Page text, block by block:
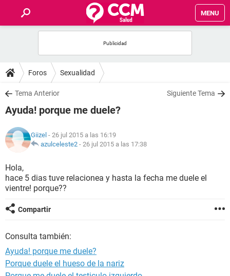
MENU
FOROS
SALUD
FAMILIA
NUTRICIÓN
BIENESTAR
Foros Sexualidad
Tema Anterior Siguiente Tema
Ayuda! porque me duele?
Giizel - 26 jul 2015 a las 16:19
azulceleste2 - 26 jul 2015 a las 17:38
Hola,
hace 5 dias tuve relacionea y hasta la fecha me duele el
vientre! porque??
Compartir
Consulta también:
Ayuda! porque me duele?
Porque duele el hueso de la nariz